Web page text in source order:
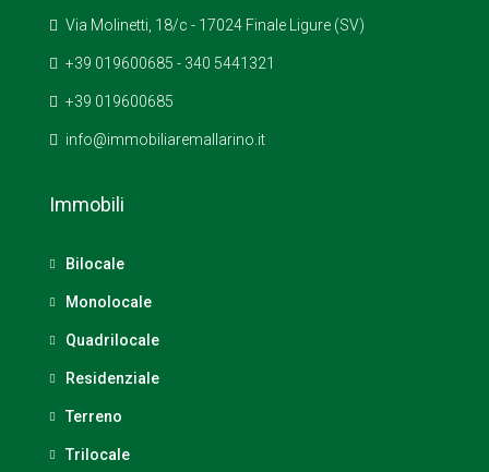
Via Molinetti, 18/c - 17024 Finale Ligure (SV)
+39 019600685 - 340 5441321
+39 019600685
info@immobiliaremallarino.it
Immobili
Bilocale
Monolocale
Quadrilocale
Residenziale
Terreno
Trilocale